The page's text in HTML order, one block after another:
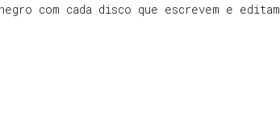
com cada disco que escrevem e editam.